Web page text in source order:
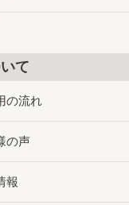
て
の流れ
の声
報